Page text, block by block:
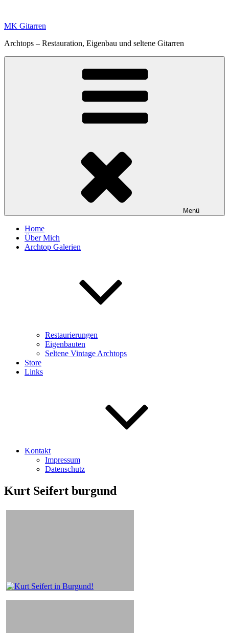
springen
MK Gitarren
Archtops – Restauration, Eigenbau und seltene Gitarren
Menü
Home
Über Mich
Archtop Galerien
Restaurierungen
Eigenbauten
Seltene Vintage Archtops
Store
Links
Kontakt
Impressum
Datenschutz
Kurt Seifert burgund